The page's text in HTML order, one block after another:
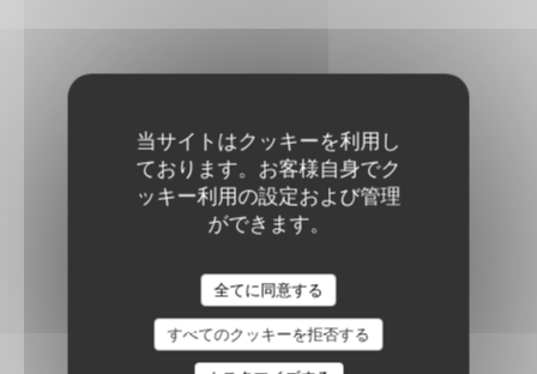
当サイトはクッキーを利用し
ております。お客様自身でク
ッキー利用の設定および管理
ができます。
全てに同意する
すべてのクッキーを拒否する